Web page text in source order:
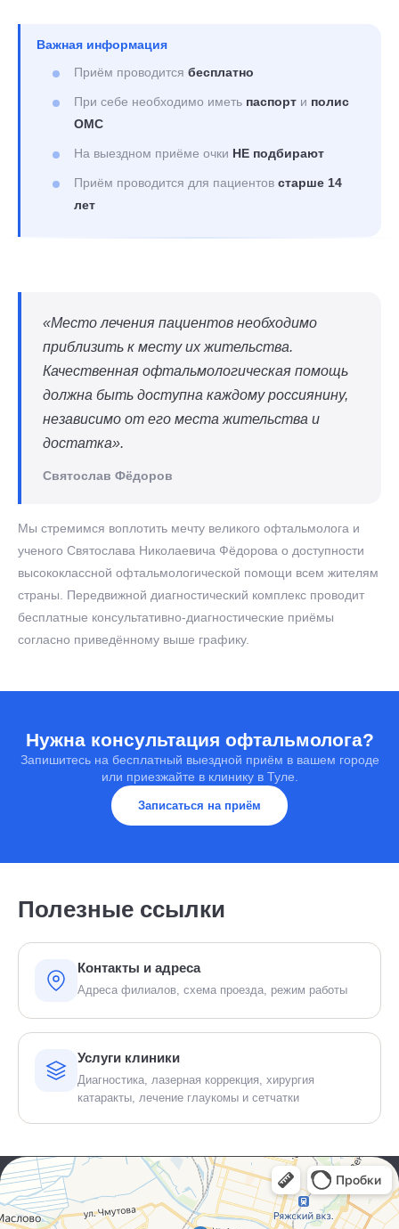
Важная информация
Приём проводится бесплатно
При себе необходимо иметь паспорт и полис
ОМС
На выездном приёме очки НЕ подбирают
Приём проводится для пациентов старше 14
лет
«Место лечения пациентов необходимо
приблизить к месту их жительства.
Качественная офтальмологическая помощь
должна быть доступна каждому россиянину,
независимо от его места жительства и
достатка».
Святослав Фёдоров
Мы стремимся воплотить мечту великого офтальмолога и
ученого Святослава Николаевича Фёдорова о доступности
высококлассной офтальмологической помощи всем жителям
страны. Передвижной диагностический комплекс проводит
бесплатные консультативно-диагностические приёмы
согласно приведённому выше графику.
Нужна консультация офтальмолога?
Запишитесь на бесплатный выездной приём в вашем городе
или приезжайте в клинику в Туле.
Записаться на приём
Полезные ссылки
Контакты и адреса
Адреса филиалов, схема проезда, режим работы
Услуги клиники
Диагностика, лазерная коррекция, хирургия
катаракты, лечение глаукомы и сетчатки